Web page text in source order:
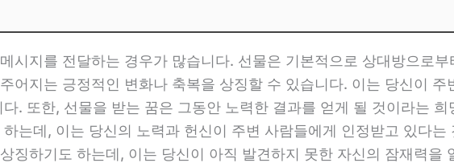
시지를 전달하는 경우가 많습니다. 선물은 기본적으로 상대방으로
어지는 긍정적인 변화나 축복을 상징할 수 있습니다. 이는 당신이 주
. 또한, 선물을 받는 꿈은 그동안 노력한 결과를 얻게 될 것이라는
는데, 이는 당신의 노력과 헌신이 주변 사람들에게 인정받고 있다는
징하기도 하는데, 이는 당신이 아직 발견하지 못한 자신의 잠재력을